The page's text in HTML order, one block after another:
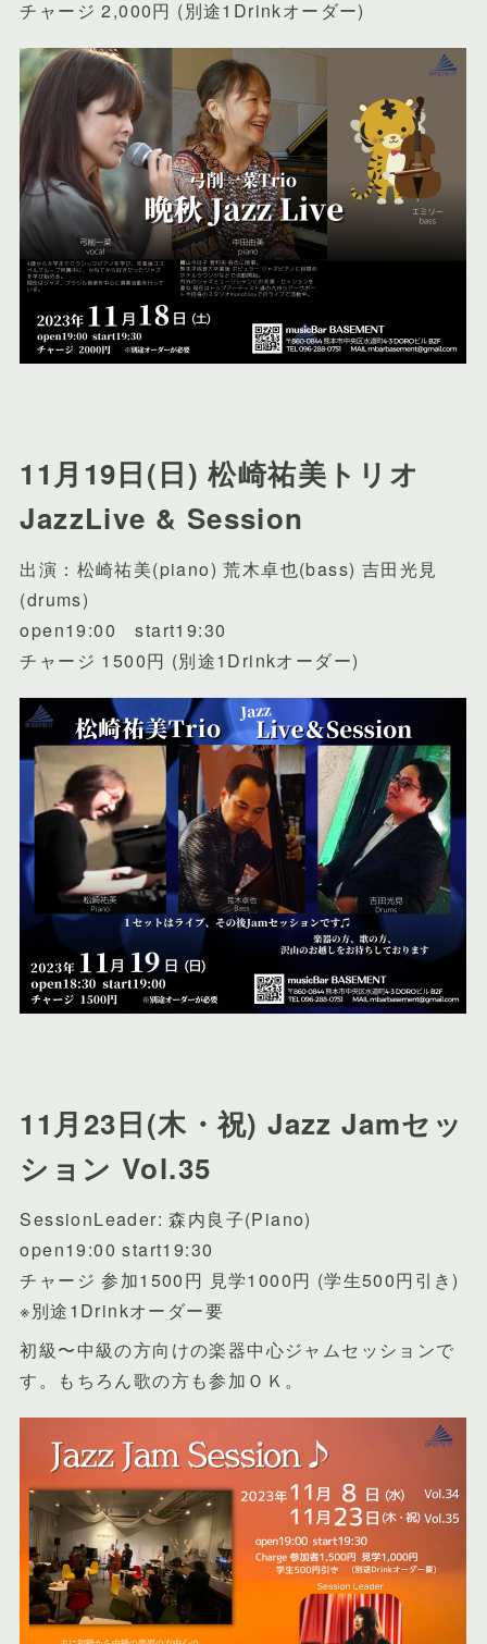
チャージ 2,000円 (別途1Drinkオーダー)
11月19日(日) 松崎祐美トリオ
JazzLive & Session
出演：松崎祐美(piano) 荒木卓也(bass) 吉田光見
(drums)
open19:00 start19:30
チャージ 1500円 (別途1Drinkオーダー)
11月23日(木・祝) Jazz Jamセッ
ション Vol.35
SessionLeader: 森内良子(Piano)
open19:00 start19:30
チャージ 参加1500円 見学1000円 (学生500円引き)
※別途1Drinkオーダー要
初級〜中級の方向けの楽器中心ジャムセッションで
す。もちろん歌の方も参加ＯＫ。